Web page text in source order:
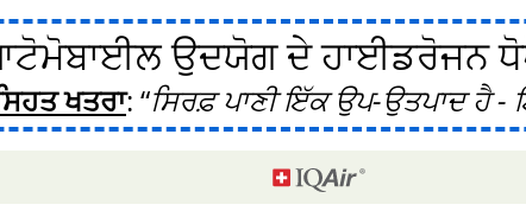
ਉਦਯੋਗ ਦੇ ਹਾਈਡਰੋਜਨ
ਖਤਰਾ: ਸਿਰਫ਼ ਪਾਣੀ ਇੱਕ ਉਪ-ਉਤਪਾਦ ਹੈ